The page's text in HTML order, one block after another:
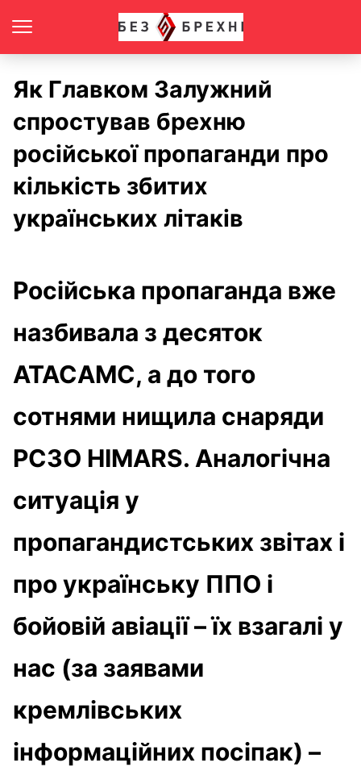
Як Главком Залужний
спростував брехню
російської пропаганди про
кількість збитих
українських літаків
Російська пропаганда вже
назбивала з десяток
АТАСАМС, а до того
сотнями нищила снаряди
РСЗО HIMARS. Аналогічна
ситуація у
пропагандистських звітах і
про українську ППО і
бойовій авіації – їх взагалі у
нас (за заявами
кремлівських
інформаційних посіпак) –